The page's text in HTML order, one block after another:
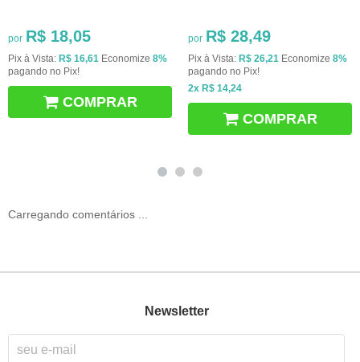
por R$ 18,05
Pix à Vista: R$ 16,61 Economize 8%
pagando no Pix!
COMPRAR
por R$ 28,49
Pix à Vista: R$ 26,21 Economize 8%
pagando no Pix!
2x R$ 14,24
COMPRAR
Carregando comentários ...
Newsletter